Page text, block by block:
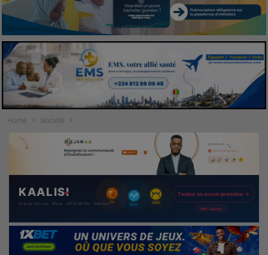
Home Société